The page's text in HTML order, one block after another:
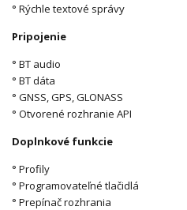
° Rýchle textové správy
Pripojenie
° BT audio
° BT dáta
° GNSS, GPS, GLONASS
° Otvorené rozhranie API
Doplnkové funkcie
° Profily
° Programovateľné tlačidlá
° Prepínač rozhrania